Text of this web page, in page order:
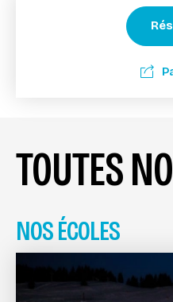
TOUTES
NOS ÉCOLES